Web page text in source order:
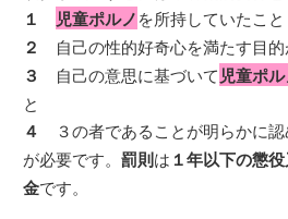
１ 児童ポルノを所持していたこと
２ 自己の性的好奇心を満たす目的
３ 自己の意思に基づいて児童ポル
と
４
３の者であることが明らかに
が必要です。罰則は １年以下の懲
金です。